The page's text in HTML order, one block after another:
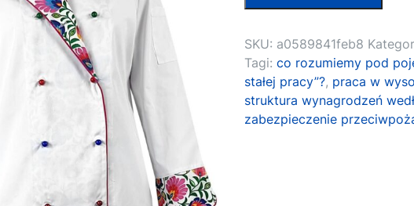
SKU: a0589841feb8
Tagi:co rozumiemy pod
stałej pracy”?, praca w
struktura wynagrodzeń
zabezpieczenie